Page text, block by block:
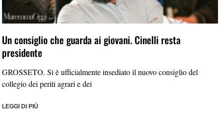
Un consiglio che guarda ai giovani. Cinelli resta
presidente
GROSSETO. Si è ufficialmente insediato il nuovo consiglio del
collegio dei periti agrari e dei
LEGGI DI PIÙ